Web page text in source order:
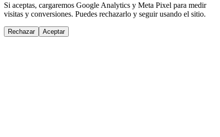
Si aceptas, cargaremos Google Analytics y Meta Pixel para medir
visitas y conversiones. Puedes rechazarlo y seguir usando el sitio.
Rechazar Aceptar